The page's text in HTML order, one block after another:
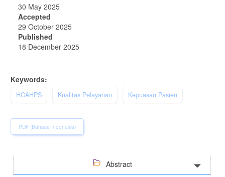
30 May 2025
Accepted
29 October 2025
Published
18 December 2025
Keywords:
HCAHPS Kualitas Pelayanan Kepuasan Pasien
PDF (Bahasa Indonesia)
Abstract